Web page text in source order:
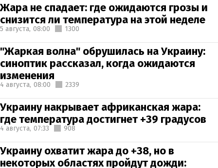
Жара не спадает: где ожидаются грозы и
снизится ли температура на этой неделе
5 августа, 08:00 1300
"Жаркая волна" обрушилась на Украину:
синоптик рассказал, когда ожидаются
изменения
4 августа, 08:00 2339
Украину накрывает африканская жара:
где температура достигнет +39 градусов
4 августа, 07:33 908
Украину охватит жара до +38, но в
некоторых областях пройдут дожди: